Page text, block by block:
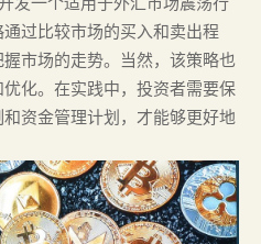
过比较市场的买入和卖出程
市场的走势。当然，该策略也
化。在实践中，投资者需要保
资金管理计划，才能够更好地